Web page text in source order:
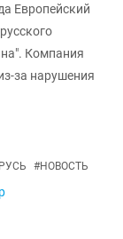
Европейский
Компания
за нарушения
#НОВОСТЬ